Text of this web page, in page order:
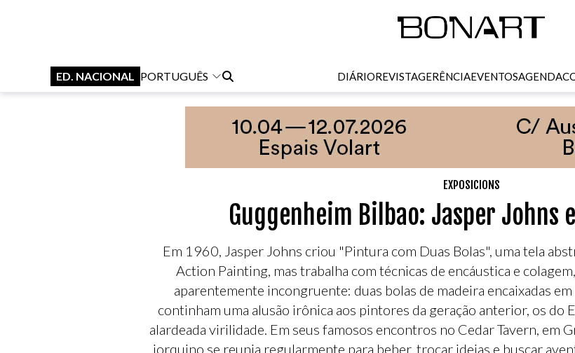
ED. NACIONAL PORTUGUÊS DIÁRIOREVISTAGERÊNCIAEVENTOSAGENDA
EXPOSICIONS
Guggenheim Bilbao: Jasper Johns
Em 1960, Jasper Johns criou "Pintura com Duas Bolas", uma tela
Action Painting, mas trabalha com técnicas de encáustica e
aparentemente incongruente: duas bolas de madeira encaixadas
continham uma alusão irônica aos pintores da geração anterior, os do
alardeada virilidade. Em seus famosos encontros no Cedar Tavern, em
iorquino se reunia regularmente para beber, trocar ideias e buscar